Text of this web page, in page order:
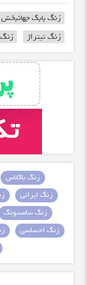
زنگ بابک جهانبخش
زنگ تیتراژ
زنگ
زنگ باکلاس
زنگ ایرانی
زنگ سامسونگ
زنگ احساسی